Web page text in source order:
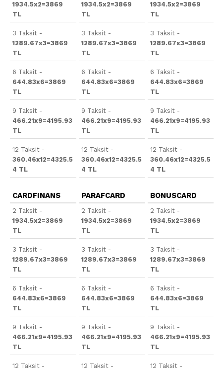
1934.5x2=3869
TL
3 Taksit -
1289.67x3=3869
TL
6 Taksit -
644.83x6=3869
TL
9 Taksit -
466.21x9=4195.93
TL
12 Taksit -
360.46x12=4325.5
4 TL
1934.5x2=3869
TL
3 Taksit -
1289.67x3=3869
TL
6 Taksit -
644.83x6=3869
TL
9 Taksit -
466.21x9=4195.93
TL
12 Taksit -
360.46x12=4325.5
4 TL
1934.5x2=3869
TL
3 Taksit -
1289.67x3=3869
TL
6 Taksit -
644.83x6=3869
TL
9 Taksit -
466.21x9=4195.93
TL
12 Taksit -
360.46x12=4325.5
4 TL
CARDFINANS
2 Taksit -
1934.5x2=3869
TL
3 Taksit -
1289.67x3=3869
TL
6 Taksit -
644.83x6=3869
TL
9 Taksit -
466.21x9=4195.93
TL
12 Taksit -
PARAFCARD
2 Taksit -
1934.5x2=3869
TL
3 Taksit -
1289.67x3=3869
TL
6 Taksit -
644.83x6=3869
TL
9 Taksit -
466.21x9=4195.93
TL
12 Taksit -
BONUSCARD
2 Taksit -
1934.5x2=3869
TL
3 Taksit -
1289.67x3=3869
TL
6 Taksit -
644.83x6=3869
TL
9 Taksit -
466.21x9=4195.93
TL
12 Taksit -